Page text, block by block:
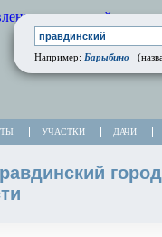
УЧАСТКИ ДАЧИ
Например: Барыбино